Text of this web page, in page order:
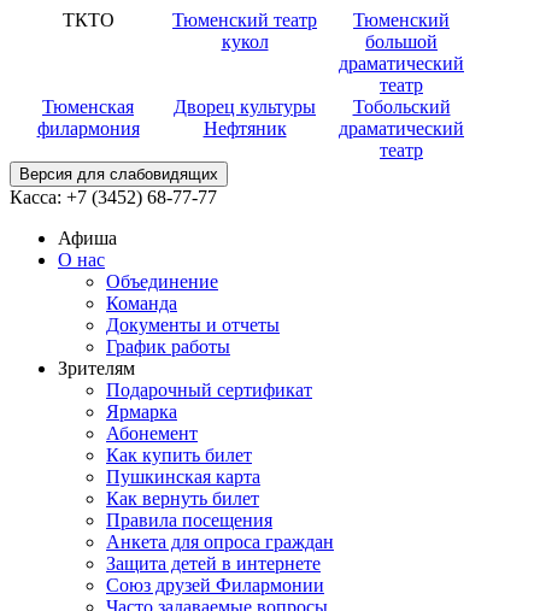
ТКТО
Тюменский театр
кукол
Тюменский
большой
драматический
театр
Тюменская
филармония
Дворец культуры
Нефтяник
Тобольский
драматический
театр
Версия для слабовидящих
Касса: +7 (3452) 68-77-77
Афиша
О нас
Объединение
Команда
Документы и отчеты
График работы
Зрителям
Подарочный сертификат
Ярмарка
Абонемент
Как купить билет
Пушкинская карта
Как вернуть билет
Правила посещения
Анкета для опроса граждан
Защита детей в интернете
Союз друзей Филармонии
Часто задаваемые вопросы